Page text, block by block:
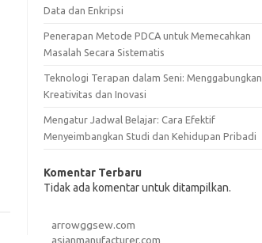
Data dan Enkripsi
Penerapan Metode PDCA untuk Memecahkan
Masalah Secara Sistematis
Teknologi Terapan dalam Seni: Menggabungkan
Kreativitas dan Inovasi
Mengatur Jadwal Belajar: Cara Efektif
Menyeimbangkan Studi dan Kehidupan Pribadi
Komentar Terbaru
Tidak ada komentar untuk ditampilkan.
arrowggsew.com
asianmanufacturer.com